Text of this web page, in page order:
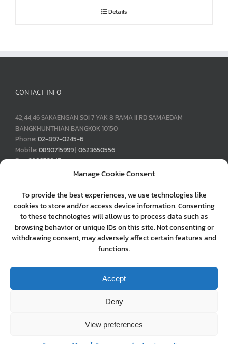
Manage Cookie Consent
To provide the best experiences, we use technologies like
cookies to store and/or access device information. Consenting
to these technologies will allow us to process data such as
browsing behavior or unique IDs on this site. Not consenting or
withdrawing consent, may adversely affect certain features and
functions.
Accept
Deny
View preferences
Details
CONTACT INFO
42,44,46 SAKAENGAN SOI 7 YAK 8 RAMA II RD SAMAEDAM
BANGKHUNTHIAN BANGKOK 10150
Phone:02-897-0245-6
Mobile:0890715999 | 0623650556
Fax:028970247
sopa.manager@gmail.com
MOBILE MAP
mobile map